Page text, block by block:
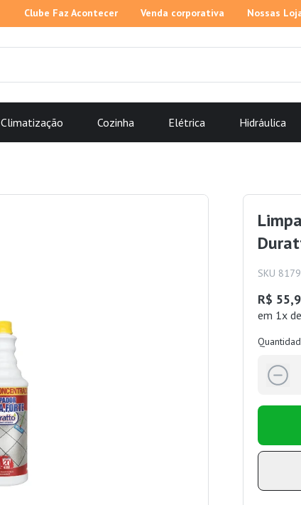
Clube Faz Acontecer Venda corporativa Nossas
Climatização Cozinha Elétrica Hidráulica
SKU 8179
R$
em 1x